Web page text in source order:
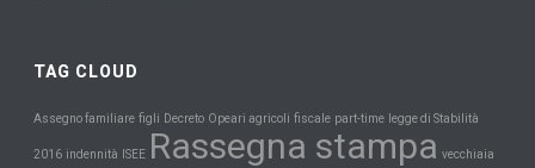
TAG CLOUD
Assegno familiare figli Decreto Opeari agricoli fiscale part-time legge di Stabilità
2016 indennità ISEE Rassegna stampa vecchiaia